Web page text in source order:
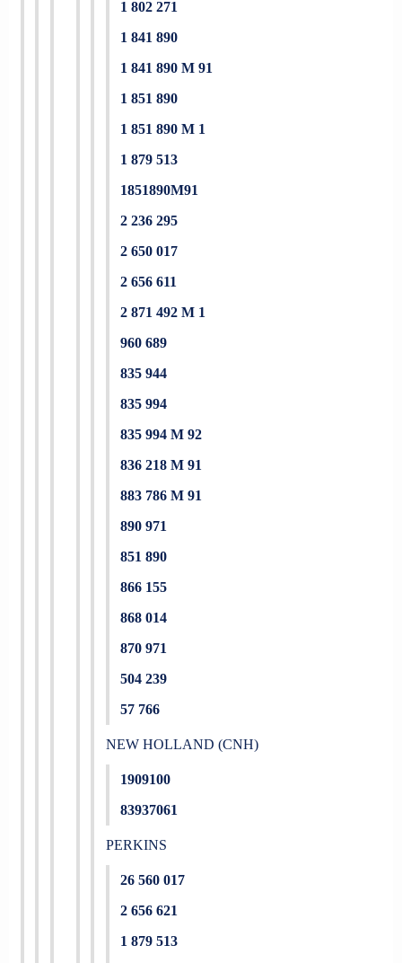
1 802 271
1 841 890
1 841 890 M 91
1 851 890
1 851 890 M 1
1 879 513
1851890M91
2 236 295
2 650 017
2 656 611
2 871 492 M 1
960 689
835 944
835 994
835 994 M 92
836 218 M 91
883 786 M 91
890 971
851 890
866 155
868 014
870 971
504 239
57 766
NEW HOLLAND (CNH)
1909100
83937061
PERKINS
26 560 017
2 656 621
1 879 513